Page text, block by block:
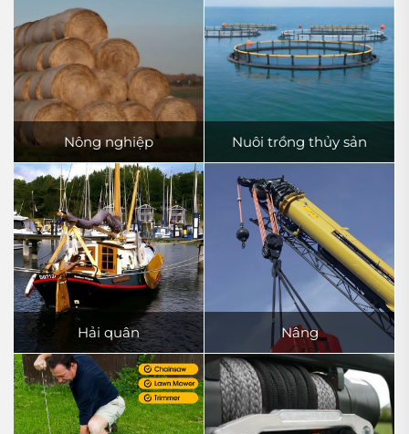
Nông nghiệp Nuôi trồng thủy sản
Hải quân Nâng